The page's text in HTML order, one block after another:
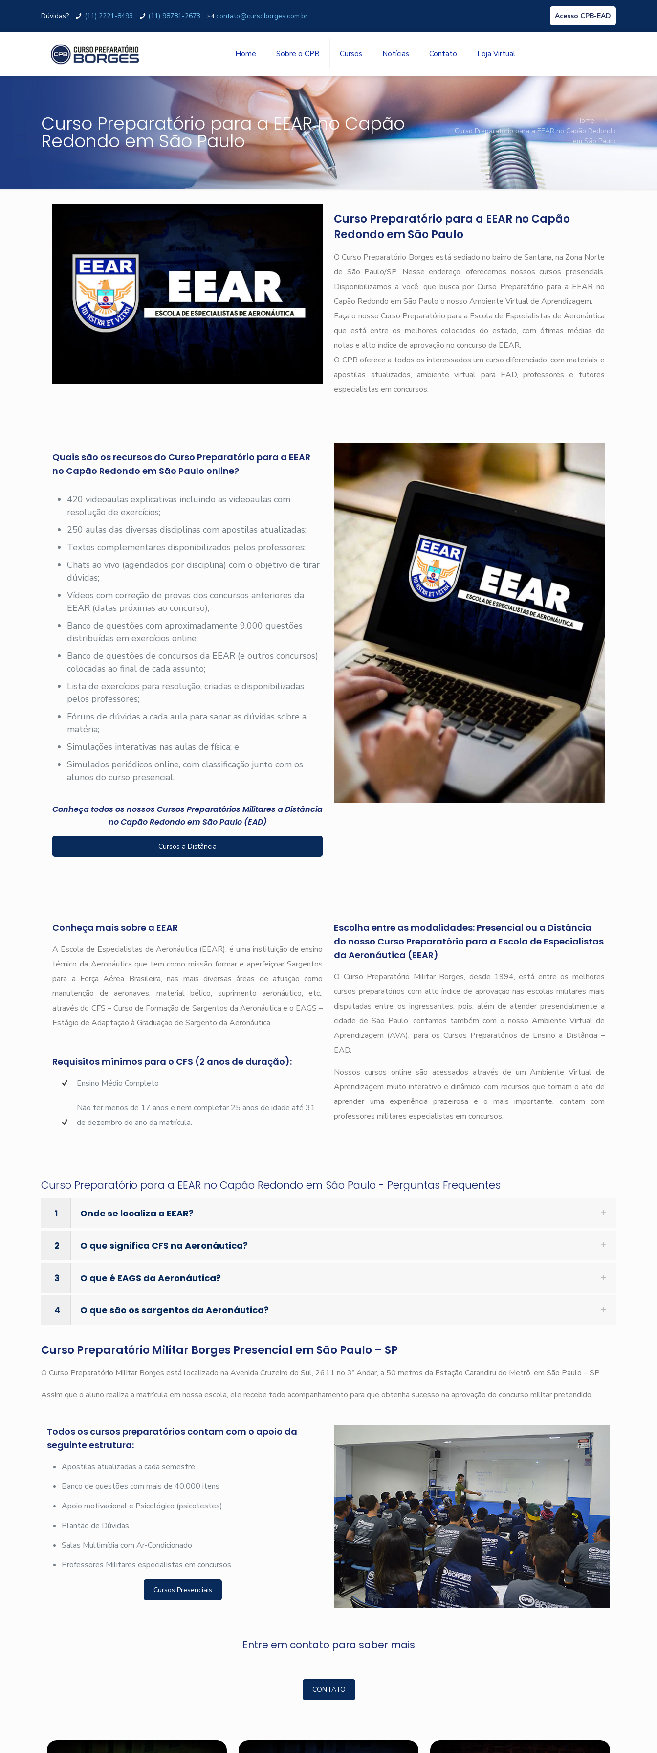
Dúvidas? (11) 2221-8493 (11) 98781-2673 contato@cursoborges.com.br Acesso CPB-EAD
Home Sobre o CPB Cursos Notícias Contato Loja Virtual
Curso Preparatório para a EEAR no Capão
Redondo em São Paulo
Home
Curso Preparatório para a EEAR no Capão Redondo
em São Paulo
Curso Preparatório para a EEAR no Capão
Redondo em São Paulo
O Curso Preparatório Borges está sediado no bairro de Santana, na Zona Norte
de São Paulo/SP. Nesse endereço, oferecemos nossos cursos presenciais.
Disponibilizamos a você, que busca por Curso Preparatório para a EEAR no
Capão Redondo em São Paulo o nosso Ambiente Virtual de Aprendizagem.
Faça o nosso Curso Preparatório para a Escola de Especialistas de Aeronáutica
que está entre os melhores colocados do estado, com ótimas médias de
notas e alto índice de aprovação no concurso da EEAR.
O CPB oferece a todos os interessados um curso diferenciado, com materiais e
apostilas atualizados, ambiente virtual para EAD, professores e tutores
especialistas em concursos.
Quais são os recursos do Curso Preparatório para a EEAR
no Capão Redondo em São Paulo online?
420 videoaulas explicativas incluindo as videoaulas com
resolução de exercícios;
250 aulas das diversas disciplinas com apostilas atualizadas;
Textos complementares disponibilizados pelos professores;
Chats ao vivo (agendados por disciplina) com o objetivo de tirar
dúvidas;
Vídeos com correção de provas dos concursos anteriores da
EEAR (datas próximas ao concurso);
Banco de questões com aproximadamente 9.000 questões
distribuídas em exercícios online;
Banco de questões de concursos da EEAR (e outros concursos)
colocadas ao final de cada assunto;
Lista de exercícios para resolução, criadas e disponibilizadas
pelos professores;
Fóruns de dúvidas a cada aula para sanar as dúvidas sobre a
matéria;
Simulações interativas nas aulas de física; e
Simulados periódicos online, com classificação junto com os
alunos do curso presencial.
Conheça todos os nossos Cursos Preparatórios Militares a Distância
no Capão Redondo em São Paulo (EAD)
Cursos a Distância
Conheça mais sobre a EEAR
A Escola de Especialistas de Aeronáutica (EEAR), é uma instituição de ensino
técnico da Aeronáutica que tem como missão formar e aperfeiçoar Sargentos
para a Força Aérea Brasileira, nas mais diversas áreas de atuação como
manutenção de aeronaves, material bélico, suprimento aeronáutico, etc.,
através do CFS – Curso de Formação de Sargentos da Aeronáutica e o EAGS –
Estágio de Adaptação à Graduação de Sargento da Aeronáutica.
Requisitos mínimos para o CFS (2 anos de duração):
Ensino Médio Completo
Não ter menos de 17 anos e nem completar 25 anos de idade até 31
de dezembro do ano da matrícula.
Escolha entre as modalidades: Presencial ou a Distância
do nosso Curso Preparatório para a Escola de Especialistas
da Aeronáutica (EEAR)
O Curso Preparatório Militar Borges, desde 1994, está entre os melhores
cursos preparatórios com alto índice de aprovação nas escolas militares mais
disputadas entre os ingressantes, pois, além de atender presencialmente a
cidade de São Paulo, contamos também com o nosso Ambiente Virtual de
Aprendizagem (AVA), para os Cursos Preparatórios de Ensino a Distância –
EAD.
Nossos cursos online são acessados através de um Ambiente Virtual de
Aprendizagem muito interativo e dinâmico, com recursos que tornam o ato de
aprender uma experiência prazeirosa e o mais importante, contam com
professores militares especialistas em concursos.
Curso Preparatório para a EEAR no Capão Redondo em São Paulo - Perguntas Frequentes
1 Onde se localiza a EEAR?
2 O que significa CFS na Aeronáutica?
3 O que é EAGS da Aeronáutica?
4 O que são os sargentos da Aeronáutica?
Curso Preparatório Militar Borges Presencial em São Paulo – SP
O Curso Preparatório Militar Borges está localizado na Avenida Cruzeiro do Sul, 2611 no 3º Andar, a 50 metros da Estação Carandiru do Metrô, em São Paulo – SP.
Assim que o aluno realiza a matrícula em nossa escola, ele recebe todo acompanhamento para que obtenha sucesso na aprovação do concurso militar pretendido.
Todos os cursos preparatórios contam com o apoio da
seguinte estrutura:
Apostilas atualizadas a cada semestre
Banco de questões com mais de 40.000 itens
Apoio motivacional e Psicológico (psicotestes)
Plantão de Dúvidas
Salas Multimídia com Ar-Condicionado
Professores Militares especialistas em concursos
Cursos Presenciais
Entre em contato para saber mais
CONTATO